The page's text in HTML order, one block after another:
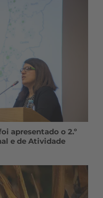
apresentado o 2.º
e de Atividade